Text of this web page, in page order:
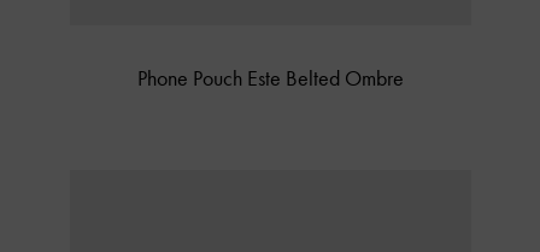
Phone Pouch Este Belted Ombre